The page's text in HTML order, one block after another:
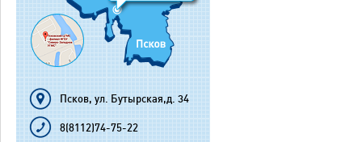
Псков, ул. Бутырская,д. 34
8(8112)74-75-22